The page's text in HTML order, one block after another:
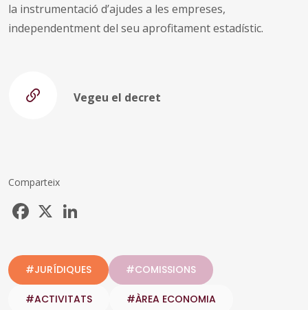
la instrumentació d’ajudes a les empreses,
independentment del seu aprofitament estadístic.
Vegeu el decret
Comparteix
Facebook
#JURÍDIQUES #COMISSIONS
#ACTIVITATS #ÀREA ECONOMIA